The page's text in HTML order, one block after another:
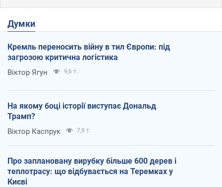
Думки
Кремль переносить війну в тил Європи: під
загрозою критична логістика
Віктор Ягун 9,6 т.
На якому боці історії виступає Дональд
Трамп?
Віктор Каспрук 7,9 т.
Про заплановану вирубку більше 600 дерев і
теплотрасу: що відбувається на Теремках у
Києві